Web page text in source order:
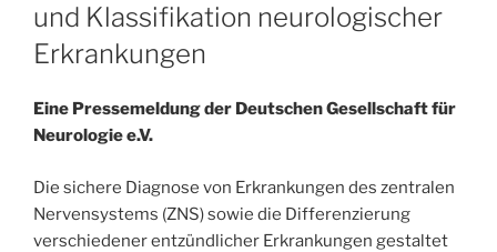
und Klassifikation neurologischer
Erkrankungen
Eine Pressemeldung der Deutschen Gesellschaft für
Neurologie e.V.
Die sichere Diagnose von Erkrankungen des zentralen
Nervensystems (ZNS) sowie die Differenzierung
verschiedener entzündlicher Erkrankungen gestaltet